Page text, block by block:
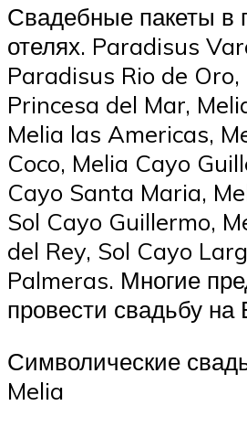
Свадебные пакеты в
отелях. Paradisus
Paradisus Rio de
Princesa del Mar,
Melia las Americas,
Coco, Melia Cayo
Cayo Santa Maria,
Sol Cayo Guillermo,
del Rey, Sol Cayo
Palmeras. Многие
провести свадьбу на
Символические
Melia